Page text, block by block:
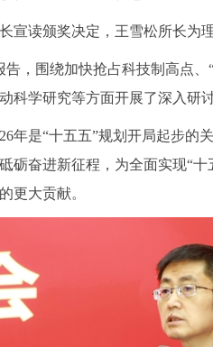
宣读颁奖决定，王雪松所长为
，围绕加快抢占科技制高点
科学研究等方面开展了深入研
年是“十五五”规划开局起步
砺奋进新征程，为全面实现“
更大贡献。